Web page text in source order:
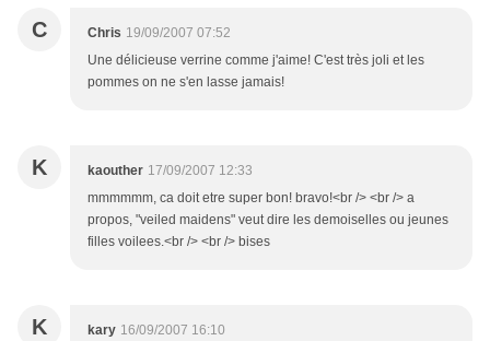
C Chris 19/09/2007 07:52
Une délicieuse verrine comme j'aime! C'est très joli et les
pommes on ne s'en lasse jamais!
K kaouther 17/09/2007 12:33
mmmmmm, ca doit etre super bon! bravo!<br /> <br /> a
propos, "veiled maidens" veut dire les demoiselles ou jeunes
filles voilees.<br /> <br /> bises
K kary 16/09/2007 16:10